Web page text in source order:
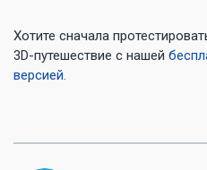
Хотите сначала
3D-путешествие с нашей
версией.